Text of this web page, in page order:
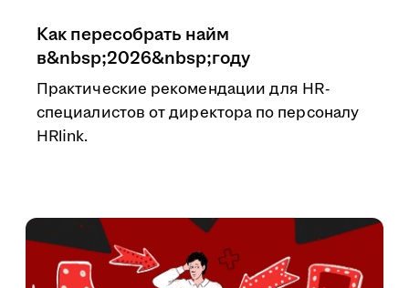
Как пересобрать найм
в&nbsp;2026&nbsp;году
Практические рекомендации для HR-
специалистов от директора по персоналу
HRlink.